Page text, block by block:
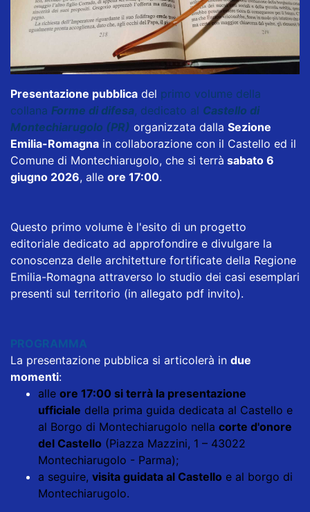
Presentazione pubblica del primo volume della
collana Forme di difesa, dedicato al Castello di
Montechiarugolo (PR) organizzata dalla Sezione
Emilia-Romagna in collaborazione con il Castello ed il
Comune di Montechiarugolo, che si terrà sabato 6
giugno 2026, alle ore 17:00.
Questo primo volume è l'esito di un progetto
editoriale dedicato ad approfondire e divulgare la
conoscenza delle architetture fortificate della Regione
Emilia-Romagna attraverso lo studio dei casi esemplari
presenti sul territorio (in allegato pdf invito).
PROGRAMMA
La presentazione pubblica si articolerà in due
momenti:
alle ore 17:00 si terrà la presentazione
ufficiale della prima guida dedicata al Castello e
al Borgo di Montechiarugolo nella corte d'onore
del Castello (Piazza Mazzini, 1 – 43022
Montechiarugolo - Parma);
a seguire, visita guidata al Castello e al borgo di
Montechiarugolo.